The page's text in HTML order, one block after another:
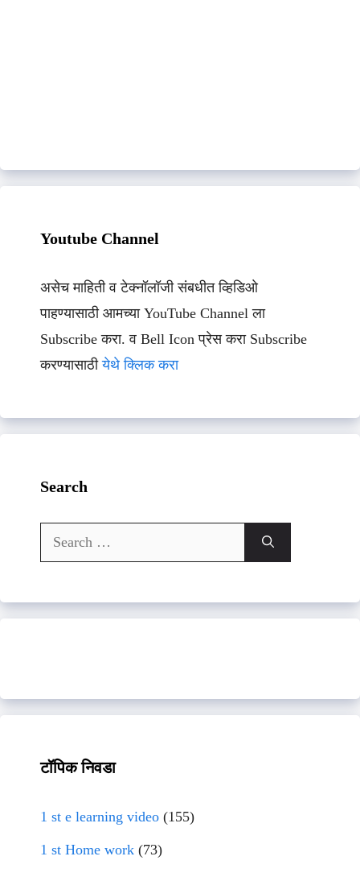
Youtube Channel
असेच माहिती व टेक्नॉलॉजी संबधीत व्हिडिओ
पाहण्यासाठी आमच्या YouTube Channel ला
Subscribe करा. व Bell Icon प्रेस करा Subscribe
करण्यासाठीयेथे क्लिक करा
Search
Search
for:
टॉपिक निवडा
1 st e learning video (155)
1 st Home work (73)